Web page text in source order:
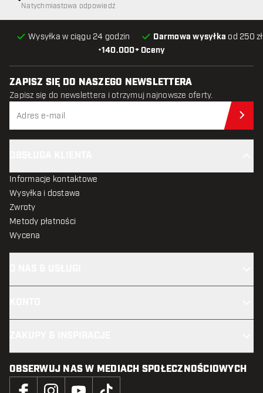
•140.000+ Oceny
Wysyłka w ciągu 24 godzin Darmowa wysyłka od 250
Natychmiastowa odpowiedź
ZAPISZ SIĘ DO NASZEGO NEWSLETTERA
Zapisz się do newslettera i otrzymuj najnowsze oferty.
Informacje kontaktowe
Wysyłka i dostawa
Zwroty
Metody płatności
Wycena
OBSERWUJ NAS W MEDIACH SPOŁECZNOŚCIOWYCH